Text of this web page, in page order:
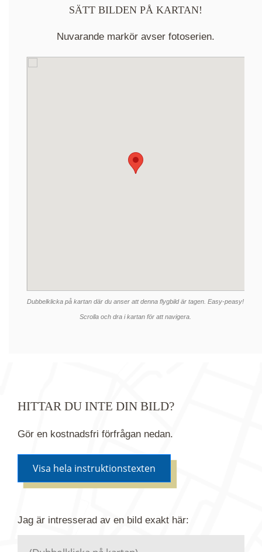
SÄTT BILDEN PÅ KARTAN!
Nuvarande markör avser fotoserien.
Dubbelklicka på kartan där du anser att denna flygbild är tagen. Easy-peasy!
Scrolla och dra i kartan för att navigera.
HITTAR DU INTE DIN BILD?
Gör en kostnadsfri förfrågan nedan.
Visa hela instruktionstexten
Jag är intresserad av en bild exakt här: